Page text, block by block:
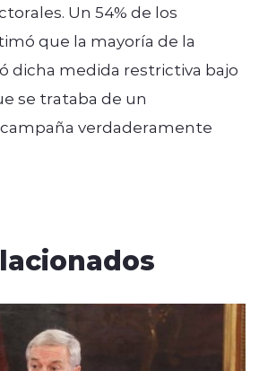
Un 54% de los
que la mayoría de la
dicha medida restrictiva bajo
se trataba de un
verdaderamente